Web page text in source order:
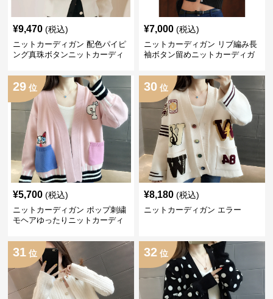
¥9,470 (税込)
ニットカーディガン 配色パイピ
ング真珠ボタンニットカーディ
¥7,000 (税込)
ニットカーディガン リブ編み長
袖ボタン留めニットカーディガ
29 位
¥5,700 (税込)
ニットカーディガン ポップ刺繍
モヘアゆったりニットカーディ
30 位
¥8,180 (税込)
ニットカーディガン エラー
31 位 32 位